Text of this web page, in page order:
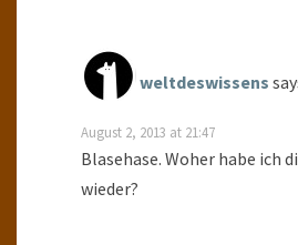
weltdeswissens
August 2, 2013 at 21:47
Blasehase. Woher habe ich
wieder?